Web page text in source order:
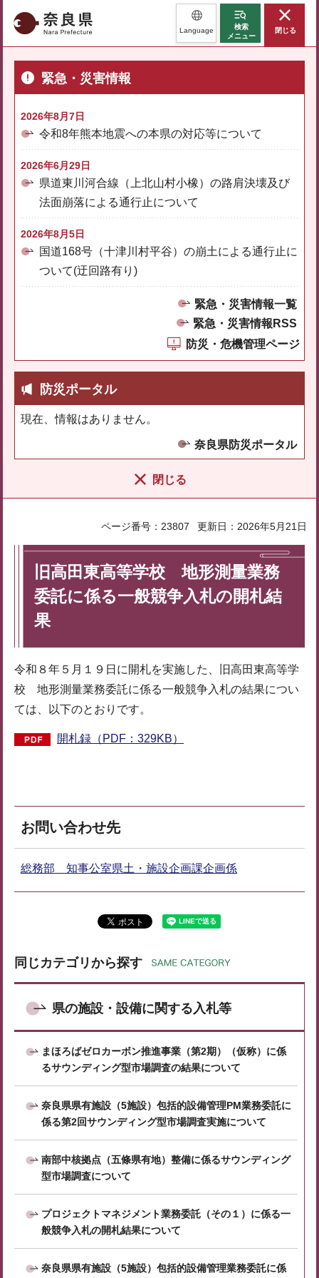
奈良県 Language
検索
メニュー
閉じる
緊急・災害情報
2026年8月7日
令和8年熊本地震への本県の対応等について
2026年6月29日
県道東川河合線（上北山村小橡）の路肩決壊及び
法面崩落による通行止について
2026年8月5日
国道168号（十津川村平谷）の崩土による通行止に
ついて(迂回路有り)
緊急・災害情報一覧
緊急・災害情報RSS
防災・危機管理ページ
防災ポータル
現在、情報はありません。
奈良県防災ポータル
閉じる
ページ番号：23807 更新日：2026年5月21日
旧高田東高等学校 地形測量業務
委託に係る一般競争入札の開札結
果
令和８年５月１９日に開札を実施した、旧高田東高等学
校 地形測量業務委託に係る一般競争入札の結果につい
ては、以下のとおりです。
開札録（PDF：329KB）
お問い合わせ先
総務部 知事公室県土・施設企画課企画係
同じカテゴリから探す
県の施設・設備に関する入札等
まほろばゼロカーボン推進事業（第2期）（仮称）に係
るサウンディング型市場調査の結果について
奈良県県有施設（5施設）包括的設備管理PM業務委託に
係る第2回サウンディング型市場調査実施について
南部中核拠点（五條県有地）整備に係るサウンディング
型市場調査について
プロジェクトマネジメント業務委託（その１）に係る一
般競争入札の開札結果について
奈良県県有施設（5施設）包括的設備管理業務委託に係